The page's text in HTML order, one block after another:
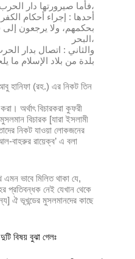
“فأما صيرورتها دار الحرب فعنده بشرائط،
أحدها : إجراء أحكام
بحكمهم، ولا يرجعون
البحر،
بلدة من بلاد الإسلام ما
হানিফা (রহ.) এর নিকট তিন
অর্থাৎ বিচারকরা কুফরী
বিচারক [যারা ইসলামী
নিকট যাওয়া লোকজনের
বাহরুর রায়েক্ব’ এ বলা
ভাবে মিলিত থাকা যে,
প্রতিবন্ধক নেই যেখান থেকে
ঐ ভূখন্ডের মুসলমানদের কাছে
বিষয় বুঝা গেলঃ